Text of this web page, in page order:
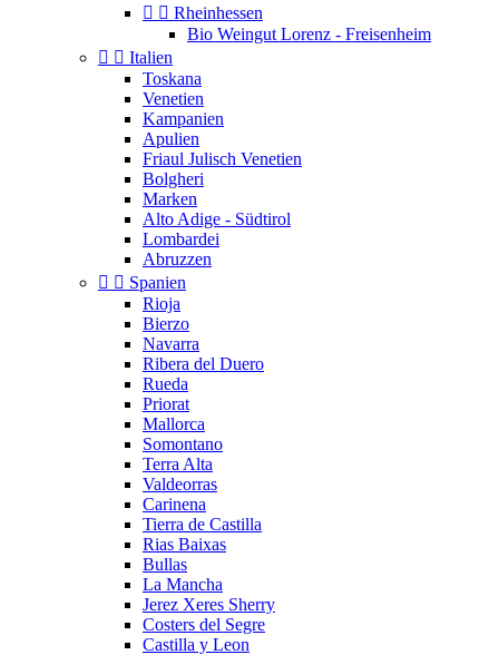
  Rheinhessen
Bio Weingut Lorenz - Freisenheim
  Italien
Toskana
Venetien
Kampanien
Apulien
Friaul Julisch Venetien
Bolgheri
Marken
Alto Adige - Südtirol
Lombardei
Abruzzen
  Spanien
Rioja
Bierzo
Navarra
Ribera del Duero
Rueda
Priorat
Mallorca
Somontano
Terra Alta
Valdeorras
Carinena
Tierra de Castilla
Rias Baixas
Bullas
La Mancha
Jerez Xeres Sherry
Costers del Segre
Castilla y Leon